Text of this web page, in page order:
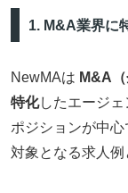
1. M&A業界に
NewMAは M&A
特化したエージ
ポジションが中心
対象となる求人